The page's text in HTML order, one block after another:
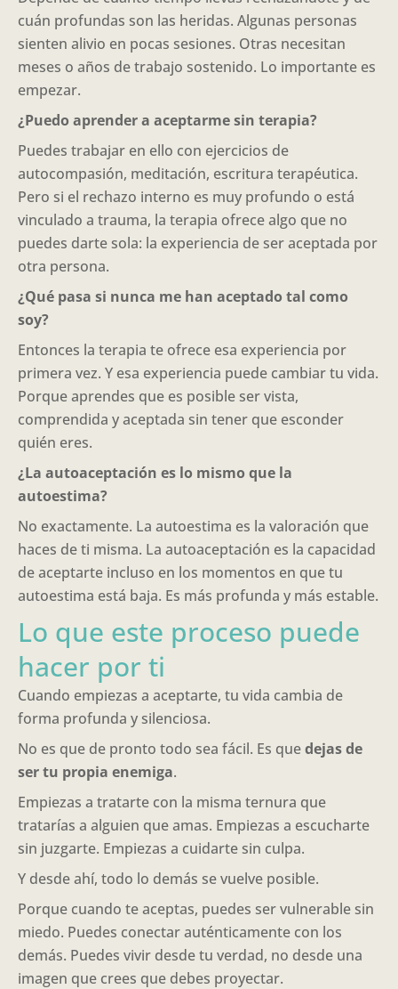
cuán profundas son las heridas. Algunas personas
sienten alivio en pocas sesiones. Otras necesitan
meses o años de trabajo sostenido. Lo importante es
empezar.
¿Puedo aprender a aceptarme sin terapia?
Puedes trabajar en ello con ejercicios de
autocompasión, meditación, escritura terapéutica.
Pero si el rechazo interno es muy profundo o está
vinculado a trauma, la terapia ofrece algo que no
puedes darte sola: la experiencia de ser aceptada por
otra persona.
¿Qué pasa si nunca me han aceptado tal como
soy?
Entonces la terapia te ofrece esa experiencia por
primera vez. Y esa experiencia puede cambiar tu vida.
Porque aprendes que es posible ser vista,
comprendida y aceptada sin tener que esconder
quién eres.
¿La autoaceptación es lo mismo que la
autoestima?
No exactamente. La autoestima es la valoración que
haces de ti misma. La autoaceptación es la capacidad
de aceptarte incluso en los momentos en que tu
autoestima está baja. Es más profunda y más estable.
Lo que este proceso puede
hacer por ti
Cuando empiezas a aceptarte, tu vida cambia de
forma profunda y silenciosa.
No es que de pronto todo sea fácil. Es quedejas de
ser tu propia enemiga.
Empiezas a tratarte con la misma ternura que
tratarías a alguien que amas. Empiezas a escucharte
sin juzgarte. Empiezas a cuidarte sin culpa.
Y desde ahí, todo lo demás se vuelve posible.
Porque cuando te aceptas, puedes ser vulnerable sin
miedo. Puedes conectar auténticamente con los
demás. Puedes vivir desde tu verdad, no desde una
imagen que crees que debes proyectar.